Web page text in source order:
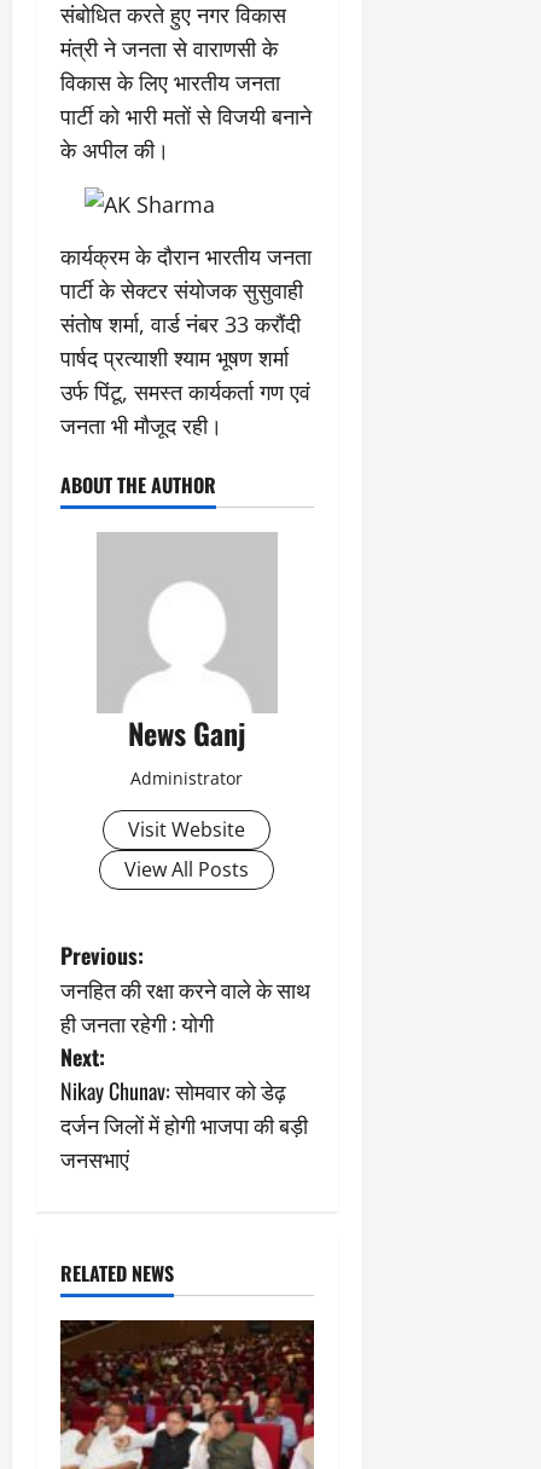
संबोधित करते हुए नगर विकास
मंत्री ने जनता से वाराणसी के
विकास के लिए भारतीय जनता
पार्टी को भारी मतों से विजयी बनाने
के अपील की।
कार्यक्रम के दौरान भारतीय जनता
पार्टी के सेक्टर संयोजक सुसुवाही
संतोष शर्मा, वार्ड नंबर 33 करौंदी
पार्षद प्रत्याशी श्याम भूषण शर्मा
उर्फ पिंटू, समस्त कार्यकर्ता गण एवं
जनता भी मौजूद रही।
ABOUT THE AUTHOR
News Ganj
Administrator
Visit Website
View All Posts
P
o
s
t
n
v
i
g
a
Previous:
जनहित की रक्षा करने वाले के साथ
ही जनता रहेगी : योगी
Next:
Nikay Chunav: सोमवार को डेढ़
दर्जन जिलों में होगी भाजपा की बड़ी
जनसभाएं
RELATED NEWS